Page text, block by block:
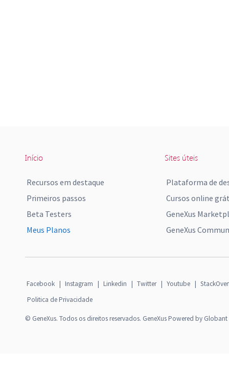
Início
Recursos em destaque
Primeiros passos
Beta Testers
Meus Planos
Sites úteis
Plataforma de
Cursos online
GeneXus
GeneXus
Facebook | Instagram | Linkedin | Twitter | Youtube |
Politica de Privacidade
© GeneXus. Todos os direitos reservados. GeneXus Powered by Globant